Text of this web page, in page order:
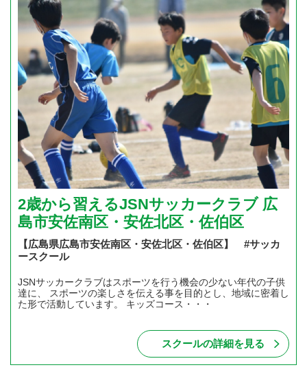
2歳から習えるJSNサッカークラブ 広
島市安佐南区・安佐北区・佐伯区
【広島県広島市安佐南区・安佐北区・佐伯区】 #サッカ
ースクール
JSNサッカークラブはスポーツを行う機会の少ない年代の子供
達に、 スポーツの楽しさを伝える事を目的とし、地域に密着し
た形で活動しています。 キッズコース・・・
スクールの詳細を見る